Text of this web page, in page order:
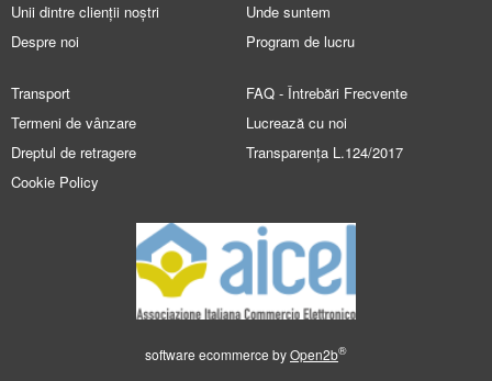
Unii dintre clienții noștri
Despre noi
Unde suntem
Program de lucru
Transport
Termeni de vânzare
Dreptul de retragere
Cookie Policy
FAQ - Întrebări Frecvente
Lucrează cu noi
Transparența L.124/2017
software ecommerce byOpen2b®